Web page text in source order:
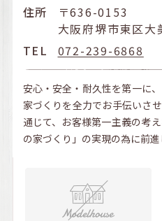
住所
〒636-0153
大阪府堺市東区
TEL
072-239-6868
安心・安全・耐久性を第一に
家づくりを全力でお手伝いさ
通じて、お客様第一主義の考
の家づくり」の実現の為に前進